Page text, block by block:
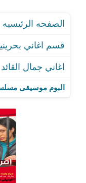
البوم موسيقى
اغنية Track 9
اغنية Track 10
اغنية Track 3